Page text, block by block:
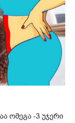
ომეგა -3 უჯერი